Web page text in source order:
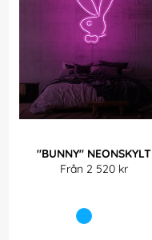
"BUNNY" NEONSKYLT
Från 2 520 kr